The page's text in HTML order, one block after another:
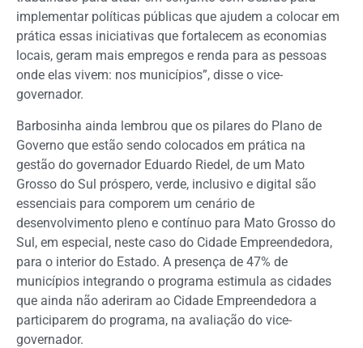
implementar políticas públicas que ajudem a colocar em
prática essas iniciativas que fortalecem as economias
locais, geram mais empregos e renda para as pessoas
onde elas vivem: nos municípios”, disse o vice-
governador.
Barbosinha ainda lembrou que os pilares do Plano de
Governo que estão sendo colocados em prática na
gestão do governador Eduardo Riedel, de um Mato
Grosso do Sul próspero, verde, inclusivo e digital são
essenciais para comporem um cenário de
desenvolvimento pleno e contínuo para Mato Grosso do
Sul, em especial, neste caso do Cidade Empreendedora,
para o interior do Estado. A presença de 47% de
municípios integrando o programa estimula as cidades
que ainda não aderiram ao Cidade Empreendedora a
participarem do programa, na avaliação do vice-
governador.